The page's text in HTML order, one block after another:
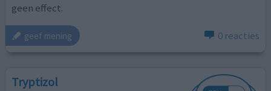
geen effect.
geef mening 0 reacties
Tryptizol